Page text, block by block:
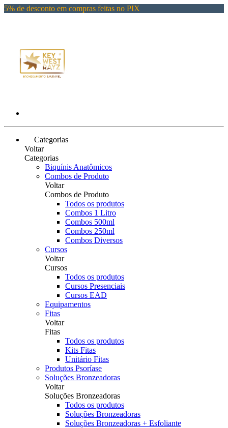
5% de desconto em compras feitas no PIX
Categorias
Voltar
Categorias
Biquínis Anatômicos
Combos de Produto
Voltar
Combos de Produto
Todos os produtos
Combos 1 Litro
Combos 500ml
Combos 250ml
Combos Diversos
Cursos
Voltar
Cursos
Todos os produtos
Cursos Presenciais
Cursos EAD
Equipamentos
Fitas
Voltar
Fitas
Todos os produtos
Kits Fitas
Unitário Fitas
Produtos Psoríase
Soluções Bronzeadoras
Voltar
Soluções Bronzeadoras
Todos os produtos
Soluções Bronzeadoras
Soluções Bronzeadoras + Esfoliante